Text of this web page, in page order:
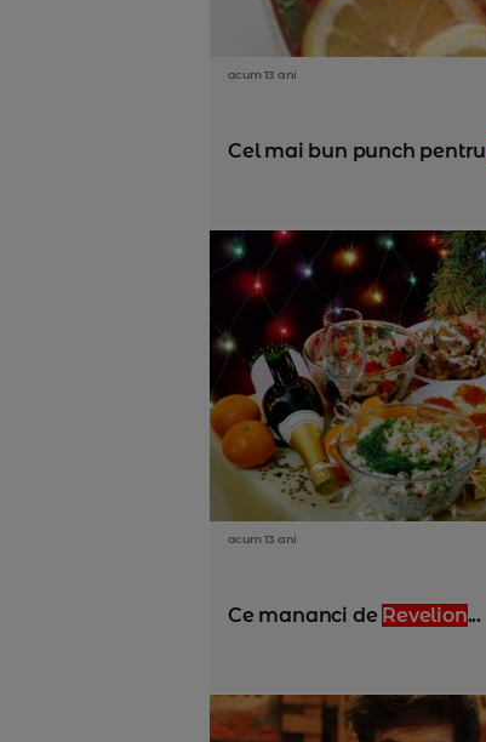
acum 13 ani
Cel mai bun punch pentru
acum 13 ani
Ce mananci de Revelion...